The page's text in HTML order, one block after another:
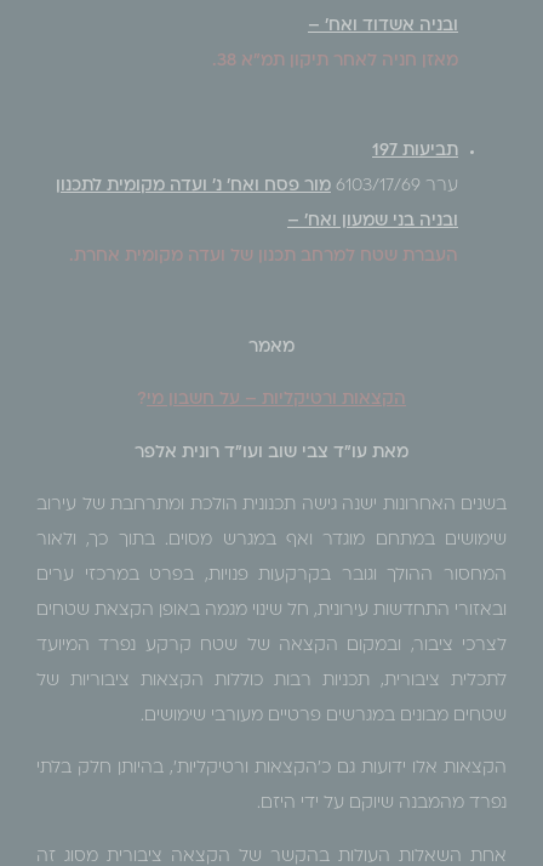
ובניה אשדוד ואח' –
מאזן חניה לאחר תיקון תמ"א 38.
תביעות 197
ערר 6103/17/69 מור פסח ואח' נ' ועדה מקומית לתכנון
ובניה בני שמעון ואח' –
העברת שטח למרחב תכנון של ועדה מקומית אחרת.
מאמר
הקצאות ורטיקליות – על חשבון מי?
מאת עו"ד צבי שוב ועו"ד רונית אלפר
בשנים האחרונות ישנה גישה תכנונית הולכת ומתרחבת של עירוב
שימושים במתחם מוגדר ואף במגרש מסוים. בתוך כך, ולאור
המחסור ההולך וגובר בקרקעות פנויות, בפרט במרכזי ערים
ובאזורי התחדשות עירונית, חל שינוי מגמה באופן הקצאת שטחים
לצרכי ציבור, ובמקום הקצאה של שטח קרקע נפרד המיועד
לתכלית ציבורית, תכניות רבות כוללות הקצאות ציבוריות של
שטחים מבונים במגרשים פרטיים מעורבי שימושים.
הקצאות אלו ידועות גם כ'הקצאות ורטיקליות', בהיותן חלק בלתי
נפרד מהמבנה שיוקם על ידי היזם.
אחת השאלות העולות בהקשר של הקצאה ציבורית מסוג זה